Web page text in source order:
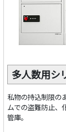
多人数用シ
私物の持込制限の
ムでの盗難防止、
管庫。